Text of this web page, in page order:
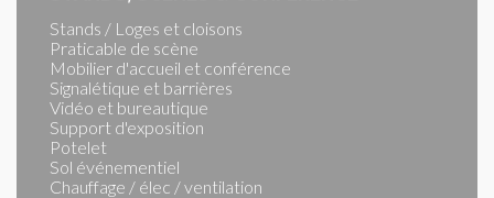
Stands / Loges et cloisons
Praticable de scène
Mobilier d'accueil et conférence
Signalétique et barrières
Vidéo et bureautique
Support d'exposition
Potelet
Sol événementiel
Chauffage / élec / ventilation